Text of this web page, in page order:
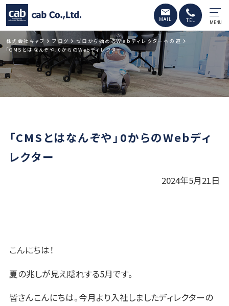
MENU
株式会社キャブ ブログ
ゼロから始めるＷｅｂディレクターへの道
「CMSとはなんぞや」0からのWebディレクター
「CMSとはなんぞや」0からのWebディ
レクター
2024年5月21日
こんにちは！
夏の兆しが見え隠れする5月です。
皆さんこんにちは。今月より入社しましたディレクターの